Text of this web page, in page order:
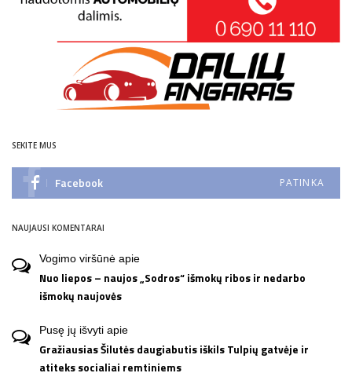
SEKITE MUS
Facebook PATINKA
NAUJAUSI KOMENTARAI
Vogimo viršūnė apie
Nuo liepos – naujos „Sodros“ išmokų ribos ir nedarbo
išmokų naujovės
Pusę jų išvyti apie
Gražiausias Šilutės daugiabutis iškils Tulpių gatvėje ir
atiteks socialiai remtiniems